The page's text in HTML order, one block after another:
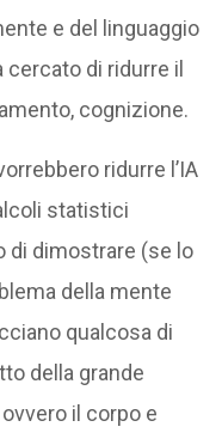
e del linguaggio
cercato di ridurre il
cognizione.
ridurre l’IA
statistici
di dimostrare (se lo
della mente
qualcosa di
della grande
il corpo e